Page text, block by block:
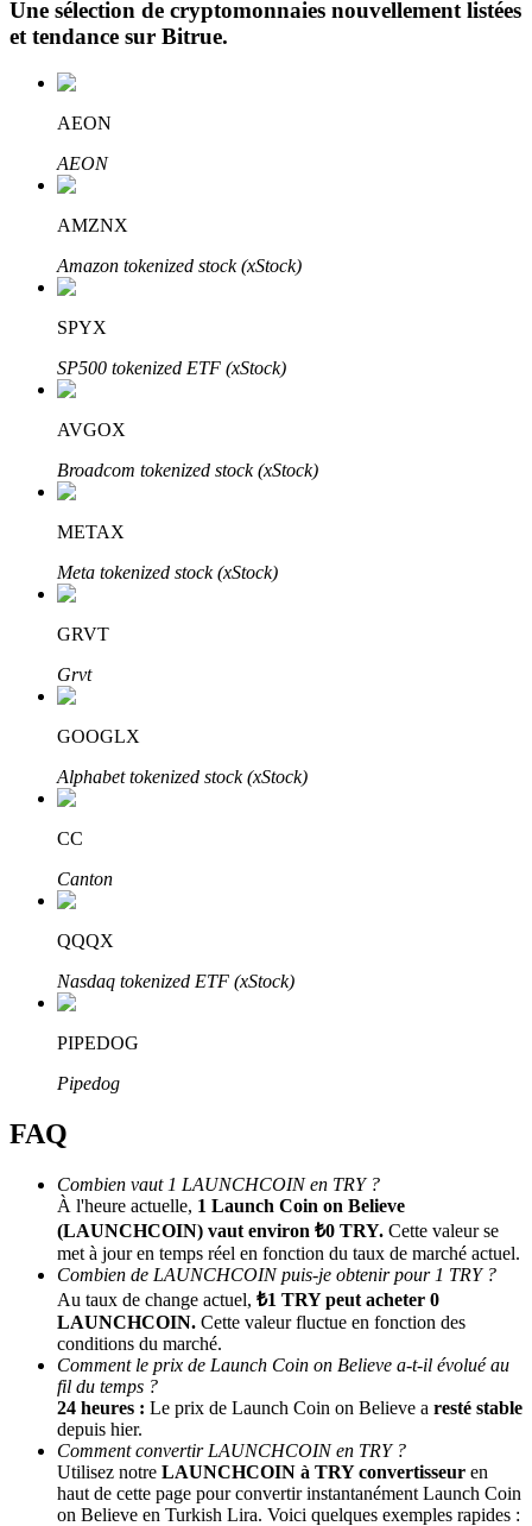
Investissement automobile
Obtenez des bénéfices à long terme et des intérêts flexibles
Apprenez le Staking
Affiliés Bitrue
Jusqu'à 65 % de commissions !
Parrainage
Invitez un ami pour recevoir des récompenses en espèces
BTC Welcome Rewards
Une sélection de cryptomonnaies nouvellement listées
et tendance sur Bitrue.
AEON
AEON
AMZNX
Amazon tokenized stock (xStock)
SPYX
SP500 tokenized ETF (xStock)
AVGOX
Broadcom tokenized stock (xStock)
METAX
Meta tokenized stock (xStock)
GRVT
Grvt
GOOGLX
Alphabet tokenized stock (xStock)
CC
Canton
QQQX
Nasdaq tokenized ETF (xStock)
PIPEDOG
Pipedog
FAQ
Combien vaut 1 LAUNCHCOIN en TRY ?
À l'heure actuelle, 1 Launch Coin on Believe
(LAUNCHCOIN) vaut environ ₺0 TRY. Cette valeur se
met à jour en temps réel en fonction du taux de marché actuel.
Combien de LAUNCHCOIN puis-je obtenir pour 1 TRY ?
Au taux de change actuel, ₺1 TRY peut acheter 0
LAUNCHCOIN. Cette valeur fluctue en fonction des
conditions du marché.
Comment le prix de Launch Coin on Believe a-t-il évolué au
fil du temps ?
24 heures : Le prix de Launch Coin on Believe a resté stable
depuis hier.
Comment convertir LAUNCHCOIN en TRY ?
Utilisez notre LAUNCHCOIN à TRY convertisseur en
haut de cette page pour convertir instantanément Launch Coin
on Believe en Turkish Lira. Voici quelques exemples rapides :